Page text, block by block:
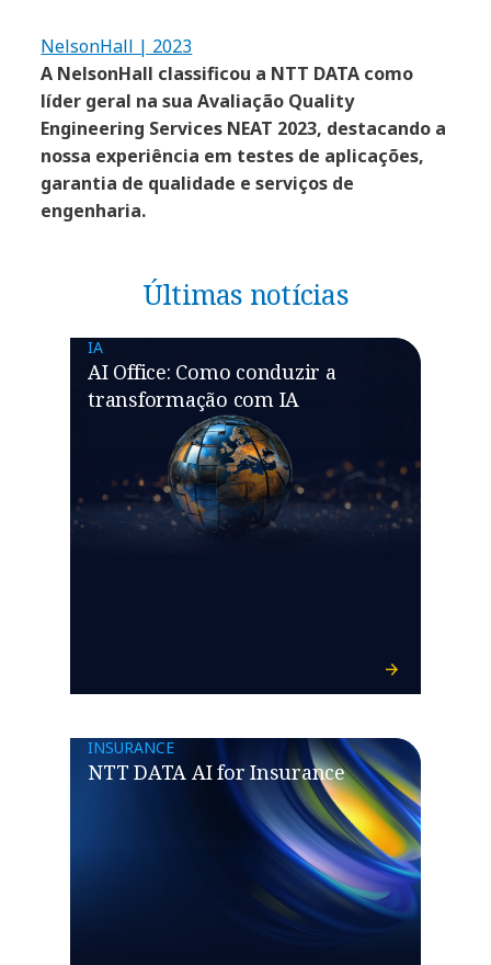
NelsonHall | 2023
A NelsonHall classificou a NTT DATA como
líder geral na sua Avaliação Quality
Engineering Services NEAT 2023, destacando a
nossa experiência em testes de aplicações,
garantia de qualidade e serviços de
engenharia.
Últimas notícias
IA
AI Office: Como conduzir a
transformação com IA
INSURANCE
NTT DATA AI for Insurance